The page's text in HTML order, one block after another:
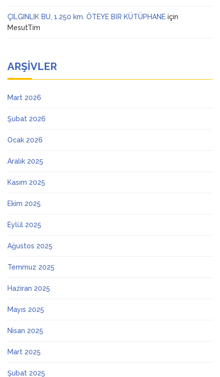
ÇILGINLIK BU, 1.250 km. ÖTEYE BİR KÜTÜPHANE için
MesutTim
ARŞIVLER
Mart 2026
Şubat 2026
Ocak 2026
Aralık 2025
Kasım 2025
Ekim 2025
Eylül 2025
Ağustos 2025
Temmuz 2025
Haziran 2025
Mayıs 2025
Nisan 2025
Mart 2025
Şubat 2025